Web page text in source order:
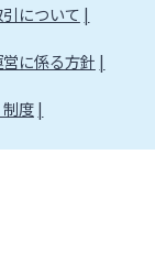
について
に係る方針
度